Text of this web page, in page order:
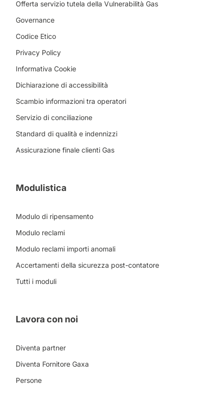
Offerta servizio tutela della Vulnerabilità Gas
Governance
Codice Etico
Privacy Policy
Informativa Cookie
Dichiarazione di accessibilità
Scambio informazioni tra operatori
Servizio di conciliazione
Standard di qualità e indennizzi
Assicurazione finale clienti Gas
Modulistica
Modulo di ripensamento
Modulo reclami
Modulo reclami importi anomali
Accertamenti della sicurezza post-contatore
Tutti i moduli
Lavora con noi
Diventa partner
Diventa Fornitore Gaxa
Persone